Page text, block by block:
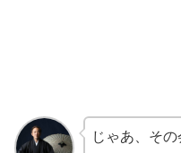
じゃあ、そ